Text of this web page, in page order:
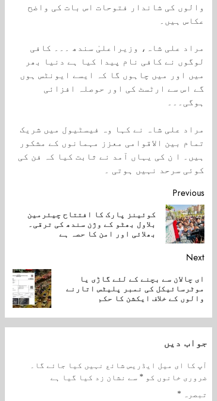
والوں کی شاندار فتوحات اس بات کی واضح
عکاس ہیں۔
مراد علی شاہ، وزیراعلیٰ سندھ ۔۔۔ کافی
لوگوں نے کافی نام پیدا کیا ہے دنیا بھر
میں اور میں چاہوں گا کہ ایسے ایونٹس ہوں
گے اس سے ارٹسٹ کی اور حوصلہ افزائی
ہوگی۔۔۔
مراد علی شاہ نے کہا وہ فیسٹیول میں شریک
تمام بین الاقوامی معزز مہمانوں کے مشکور
ہیں۔ ا ن کی یہاں آمد نے ثابت کیا کہ فن کی
کوئی سرحد نہیں ہوتی ۔
Continue
Reading
Previous
کوئینز پارک کا افتتاح چیئرمین
بلاول بھٹو کے وژن سندھ کی ترقی۔
بھلائی اور امن کا حصہ ہے
Next
Next
post:
ای چالان سے بچنے کے لئے گاڑی یا
موٹرسائیکل کی نمبر پلیٹس اتارنے
والوں کے خلاف ایکشن کا حکم
جواب دیں
آپ کا ای میل ایڈریس شائع نہیں کیا جائے گا۔
ضروری خانوں کو * سے نشان زد کیا گیا ہے
تبصرہ *